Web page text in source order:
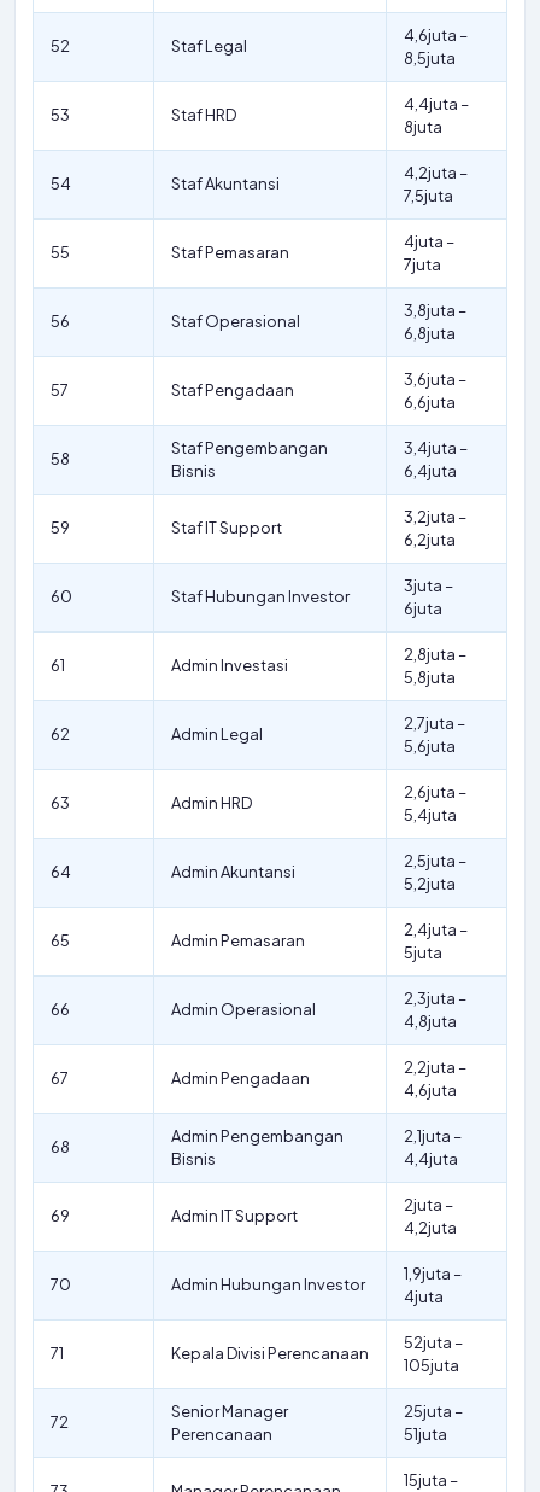
52 Staf Legal
4,6juta –
8,5juta
53 Staf HRD
4,4juta –
8juta
54 Staf Akuntansi
4,2juta –
7,5juta
55 Staf Pemasaran
4juta –
7juta
56 Staf Operasional
3,8juta –
6,8juta
57 Staf Pengadaan
3,6juta –
6,6juta
58
Staf Pengembangan
Bisnis
3,4juta –
6,4juta
59 Staf IT Support
3,2juta –
6,2juta
60 Staf Hubungan Investor
3juta –
6juta
61 Admin Investasi
2,8juta –
5,8juta
62 Admin Legal
2,7juta –
5,6juta
63 Admin HRD
2,6juta –
5,4juta
64 Admin Akuntansi
2,5juta –
5,2juta
65 Admin Pemasaran
2,4juta –
5juta
66 Admin Operasional
2,3juta –
4,8juta
67 Admin Pengadaan
2,2juta –
4,6juta
68
Admin Pengembangan
Bisnis
2,1juta –
4,4juta
69 Admin IT Support
2juta –
4,2juta
70 Admin Hubungan Investor
1,9juta –
4juta
71 Kepala Divisi Perencanaan
52juta –
105juta
72
Senior Manager
Perencanaan
25juta –
51juta
15juta –